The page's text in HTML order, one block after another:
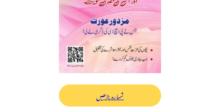
شمارہ پڑھیں